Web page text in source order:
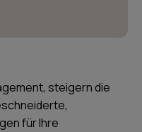
steigern die
für Ihre